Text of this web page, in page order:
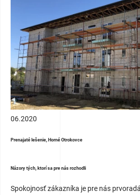
06.2020
Prenajaté lešenie, Horné Otrokovce
Názory tých, ktorí sa pre nás rozhodli
Spokojnosť zákazníka je pre nás